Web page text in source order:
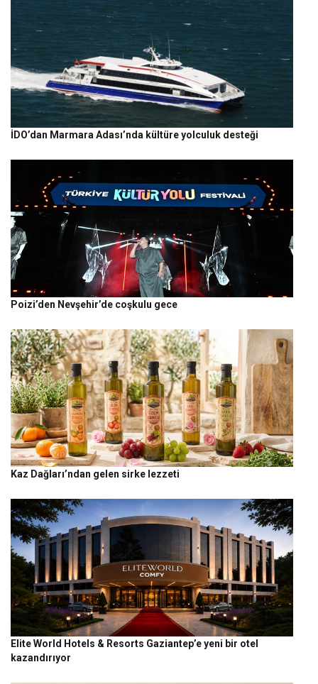
İDO’dan Marmara Adası’nda kültüre yolculuk desteği
Poizi’den Nevşehir’de coşkulu gece
Kaz Dağları’ndan gelen sirke lezzeti
Elite World Hotels & Resorts Gaziantep’e yeni bir otel
kazandırıyor